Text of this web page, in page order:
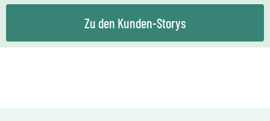
Zu den Kunden-Storys